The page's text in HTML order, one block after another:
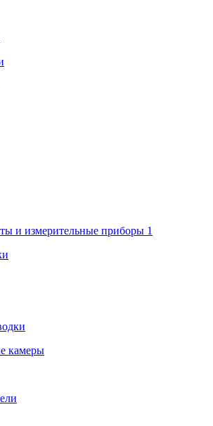
и измерительные приборы 1
камеры